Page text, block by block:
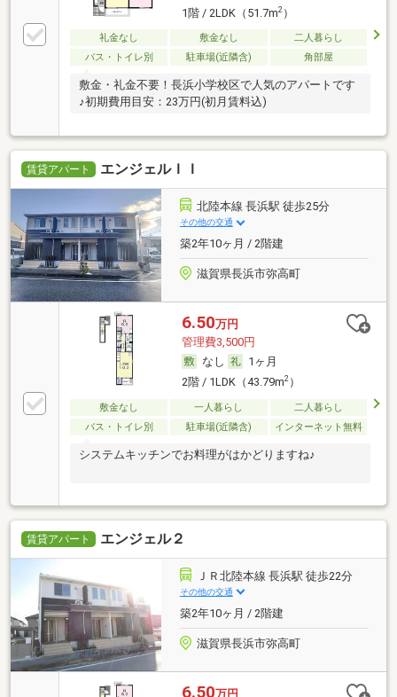
1階 / 2LDK（51.7m2）
礼金なし 敷金なし
二人暮らし
バス・トイレ別
駐車場(近隣含) 角部屋
敷金・礼金不要！長浜小学校区で人気のアパートです
♪初期費用目安：23万円(初月賃料込)
賃貸アパート エンジェルＩＩ
北陸本線 長浜駅 徒歩25分
その他の交通
築2年10ヶ月 / 2階建
滋賀県長浜市弥高町
6.50万円
管理費3,500円
なし
1ヶ月
2階 / 1LDK（43.79m2）
敷金なし 一人暮らし
二人暮らし
バス・トイレ別
駐車場(近隣含) インターネット無料
システムキッチンでお料理がはかどりますね♪
賃貸アパート エンジェル２
ＪＲ北陸本線 長浜駅 徒歩22分
その他の交通
築2年10ヶ月 / 2階建
滋賀県長浜市弥高町
6.50万円